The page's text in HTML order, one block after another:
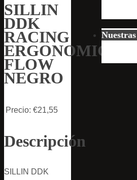
SILLIN
DDK
RACING
ERGONOMIC
FLOW
NEGRO
Precio: €21,55
Descripción
SILLIN DDK